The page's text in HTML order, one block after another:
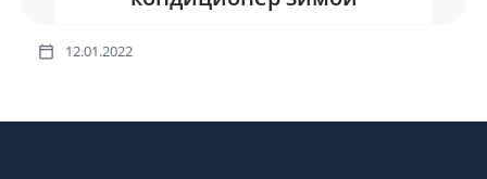
12.01.2022